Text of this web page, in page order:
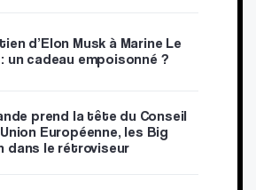
d’Elon Musk à Marine Le
un cadeau empoisonné ?
prend la tête du Conseil
Européenne, les Big
dans le rétroviseur